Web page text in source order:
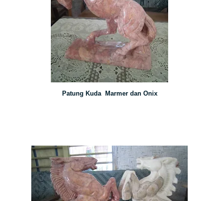
Patung Kuda Marmer dan Onix